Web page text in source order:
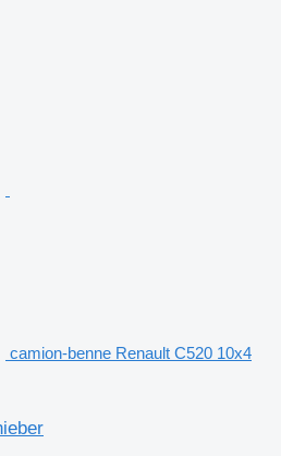
camion-benne Renault C520 10x4